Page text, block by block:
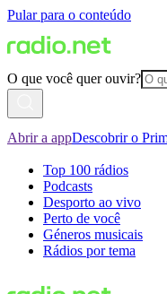
Pular para o conteúdo
O que você quer ouvir?
Abrir a appDescobrir o
Top 100 rádios
Podcasts
Desporto ao vivo
Perto de você
Géneros musicais
Rádios por tema